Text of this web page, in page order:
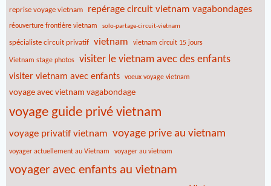
reprise voyage vietnam repérage circuit vietnam vagabondages
réouverture frontière vietnam solo-partage-circuit-vietnam
spécialiste circuit privatif vietnam vietnam circuit 15 jours
Vietnam stage photos visiter le vietnam avec des enfants
visiter vietnam avec enfants voeux voyage vietnam
voyage avec vietnam vagabondage
voyage guide privé vietnam
voyage privatif vietnam voyage prive au vietnam
voyager actuellement au Vietnam voyager au vietnam
voyager avec enfants au vietnam